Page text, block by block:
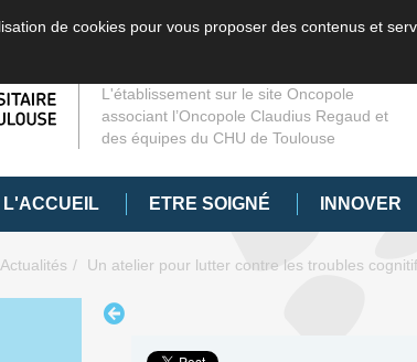
de cookies pour vous proposer des contenus et
L'établissement sur le site Oncopole
associant l’Oncopole Claudius Regaud et
des équipes du CHU de Toulouse
L'ACCUEIL ETRE SOIGNÉ INNOVER
Actualités Un atelier pour lutter contre les troubles